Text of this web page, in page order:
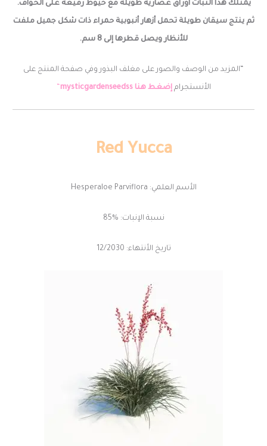
يمتلك هذا النبات أوراق عصارية طويلة مع خيوط رفيعة على الحواف.
ثم ينتج سيقان طويلة تحمل أزهار أنبوبية حمراء ذات شكل جميل ملفت
للأنظار ويصل قطرها إلى 8 سم.
“المزيد من الوصف والصور على مغلف البذور وفي صفحة المنتج على
الأنستجرامإضغط هنا mysticgardenseedss
Red Yucca
الأسم العلمي: Hesperaloe Parviflora
نسبة الإنبات: %85
تاريخ الأنتهاء: 12/2030